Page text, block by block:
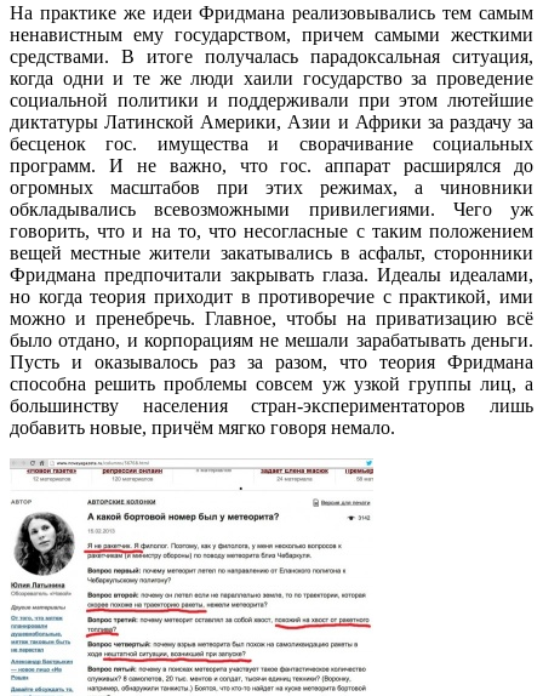
На практике же идеи Фридмана реализовывались тем самым
ненавистным ему государством, причем самыми жесткими
средствами. В итоге получалась парадоксальная ситуация,
когда одни и те же люди хаили государство за проведение
социальной политики и поддерживали при этом лютейшие
диктатуры Латинской Америки, Азии и Африки за раздачу за
бесценок гос. имущества и сворачивание социальных
программ. И не важно, что гос. аппарат расширялся до
огромных масштабов при этих режимах, а чиновники
обкладывались всевозможными привилегиями. Чего уж
говорить, что и на то, что несогласные с таким положением
вещей местные жители закатывались в асфальт, сторонники
Фридмана предпочитали закрывать глаза. Идеалы идеалами,
но когда теория приходит в противоречие с практикой, ими
можно и пренебречь. Главное, чтобы на приватизацию всё
было отдано, и корпорациям не мешали зарабатывать деньги.
Пусть и оказывалось раз за разом, что теория Фридмана
способна решить проблемы совсем уж узкой группы лиц, а
большинству населения стран-экспериментаторов лишь
добавить новые, причём мягко говоря немало.